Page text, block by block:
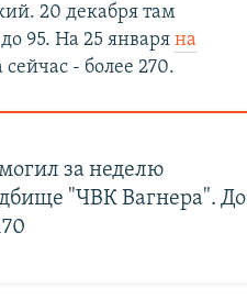
20 декабря там
95. На 25 январяна
- более 270.
за неделю
"ЧВК Вагнера". До